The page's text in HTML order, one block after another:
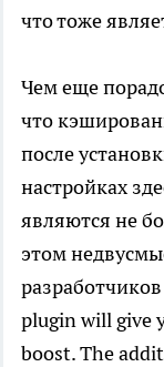
что тоже
Чем еще
что
после
настройках
являются не
этом
plugin will give
boost. The